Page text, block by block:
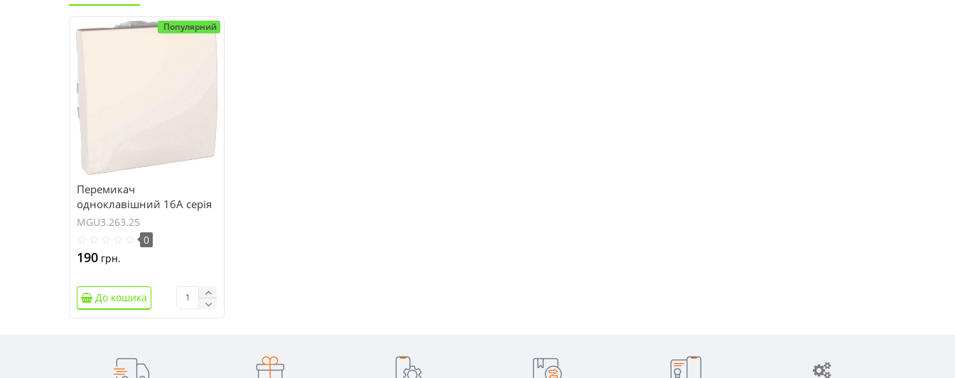
Популярний
Перемикач
одноклавішний 16А серія
Unica MGU3.263.25
MGU3.263.25
0
190 грн.
До кошика